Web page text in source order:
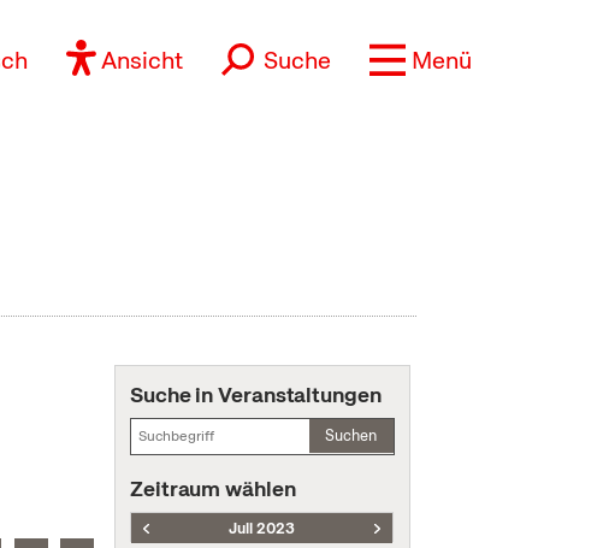
Ansicht Suche Menü
Suche in Veranstaltungen
Suchen
Zeitraum wählen
Juli 2023